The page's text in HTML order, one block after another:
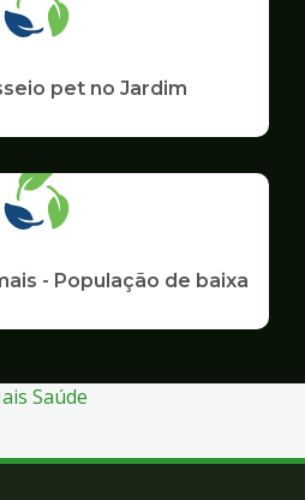
pet no Jardim
- População de baixa
Saúde